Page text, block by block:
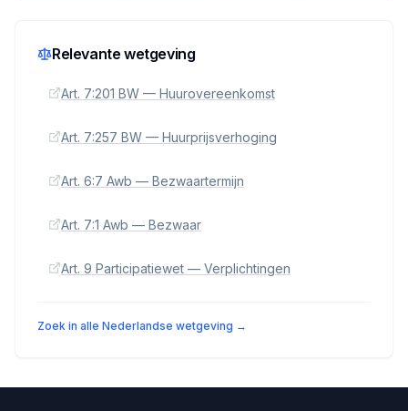
Relevante wetgeving
Art. 7:201 BW — Huurovereenkomst
Art. 7:257 BW — Huurprijsverhoging
Art. 6:7 Awb — Bezwaartermijn
Art. 7:1 Awb — Bezwaar
Art. 9 Participatiewet — Verplichtingen
Zoek in alle Nederlandse wetgeving →